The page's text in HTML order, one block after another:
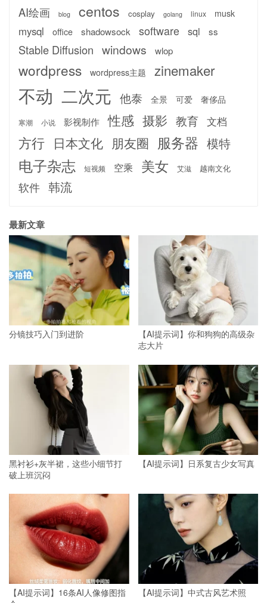
AI绘画 blog centos cosplay golang linux musk
mysql office shadowsock software sql ss
Stable Diffusion windows wlop
wordpress wordpress主题 zinemaker
不动 二次元 他泰 全景 可爱 奢侈品
寒潮 小说 影视制作 性感 摄影 教育 文档
方行 日本文化 朋友圈 服务器 模特
电子杂志 短视频 空乘 美女 艾滋 越南文化
软件 韩流
最新文章
分镜技巧入门到进阶
【AI提示词】你和狗狗的高级杂
志大片
黑衬衫+灰半裙，这些小细节打
破上班沉闷
【AI提示词】日系复古少女写真
【AI提示词】16条AI人像修图指
【AI提示词】中式古风艺术照